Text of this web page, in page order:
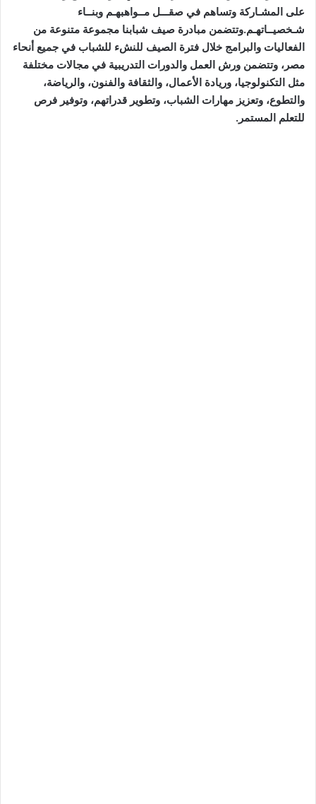
على المشـاركة وتساهم في صقـــل مــواهبهـم وبنــاء
شـخصيــاتهـم.وتتضمن مبادرة صيف شبابنا مجموعة متنوعة من
الفعاليات والبرامج خلال فترة الصيف للنشء للشباب في جميع أنحاء
مصر، وتتضمن ورش العمل والدورات التدريبية في مجالات مختلفة
مثل التكنولوجيا، وريادة الأعمال، والثقافة والفنون، والرياضة،
والتطوع، وتعزيز مهارات الشباب، وتطوير قدراتهم، وتوفير فرص
للتعلم المستمر.